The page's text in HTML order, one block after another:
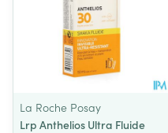
La Roche Posay
Lrp Anthelios Ultra Fluide